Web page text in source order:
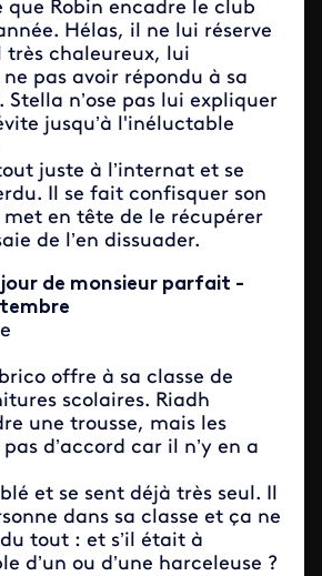
que Robin encadre le club
Hélas, il ne lui réserve
très chaleureux, lui
pas avoir répondu à sa
Stella n’ose pas lui expliquer
jusqu’à l'inéluctable
juste à l’internat et se
Il se fait confisquer son
met en tête de le récupérer
de l’en dissuader.
jour de monsieur parfait -
offre à sa classe de
scolaires. Riadh
une trousse, mais les
d’accord car il n’y en a
et se sent déjà très seul. Il
dans sa classe et ça ne
tout : et s’il était à
d’un ou d’une harceleuse ?